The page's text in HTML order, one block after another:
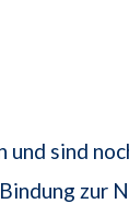
und sind
zur